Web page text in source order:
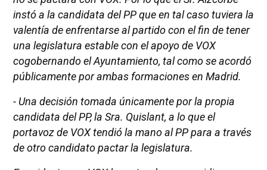
instó a la candidata del PP que en tal caso tuviera la
valentía de enfrentarse al partido con el fin de tener
una legislatura estable con el apoyo de VOX
cogobernando el Ayuntamiento, tal como se acordó
públicamente por ambas formaciones en Madrid.
- Una decisión tomada únicamente por la propia
candidata del PP, la Sra. Quislant, a lo que el
portavoz de VOX tendió la mano al PP para a través
de otro candidato pactar la legislatura.